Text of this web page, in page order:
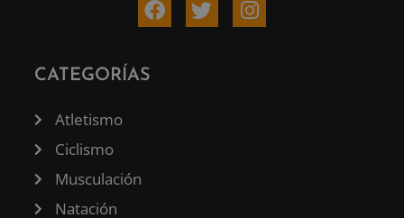
CATEGORÍAS
Atletismo
Ciclismo
Musculación
Natación